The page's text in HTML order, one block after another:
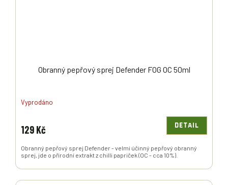
Obranný pepřový sprej Defender FOG OC 50ml
Vyprodáno
129 Kč DETAIL
Obranný pepřový sprej Defender - velmi účinný pepřový obranný
sprej, jde o přírodní extrakt z chilli papriček (OC - cca 10%).